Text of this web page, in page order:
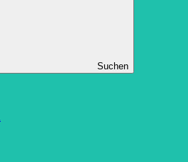
Suchen